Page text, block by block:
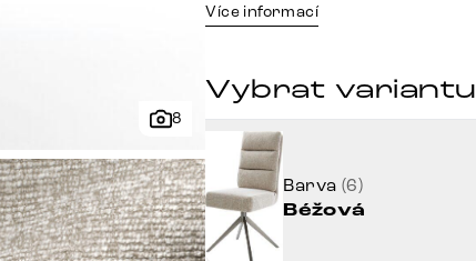
8
Více informací
Vybrat variantu
Barva (6)
Béžová